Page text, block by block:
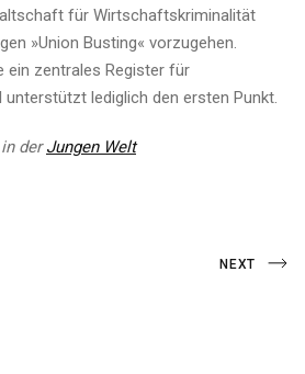
für Wirtschaftskriminalität
»Union Busting« vorzugehen.
ein zentrales Register für
unterstützt lediglich den ersten Punkt.
derJungen Welt
Next
NEXT